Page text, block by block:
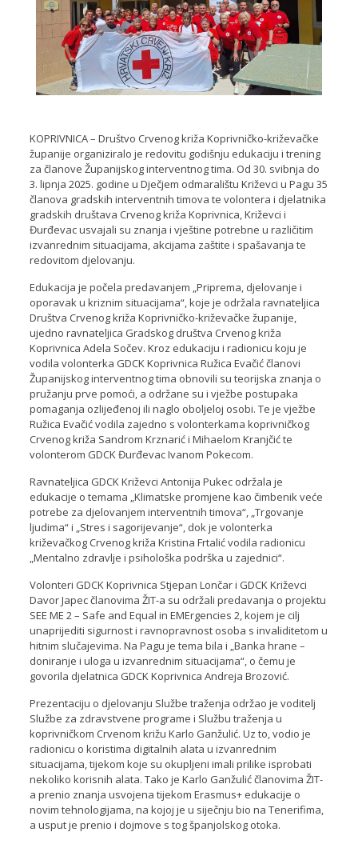
KOPRIVNICA – Društvo Crvenog križa Koprivničko-križevačke
županije organiziralo je redovitu godišnju edukaciju i trening
za članove Županijskog interventnog tima. Od 30. svibnja do
3. lipnja 2025. godine u Dječjem odmaralištu Križevci u Pagu 35
članova gradskih interventnih timova te volontera i djelatnika
gradskih društava Crvenog križa Koprivnica, Križevci i
Đurđevac usvajali su znanja i vještine potrebne u različitim
izvanrednim situacijama, akcijama zaštite i spašavanja te
redovitom djelovanju.
Edukacija je počela predavanjem „Priprema, djelovanje i
oporavak u kriznim situacijama“, koje je održala ravnateljica
Društva Crvenog križa Koprivničko-križevačke županije,
ujedno ravnateljica Gradskog društva Crvenog križa
Koprivnica Adela Sočev. Kroz edukaciju i radionicu koju je
vodila volonterka GDCK Koprivnica Ružica Evačić članovi
Županijskog interventnog tima obnovili su teorijska znanja o
pružanju prve pomoći, a održane su i vježbe postupaka
pomaganja ozlijeđenoj ili naglo oboljeloj osobi. Te je vježbe
Ružica Evačić vodila zajedno s volonterkama koprivničkog
Crvenog križa Sandrom Krznarić i Mihaelom Kranjčić te
volonterom GDCK Đurđevac Ivanom Pokecom.
Ravnateljica GDCK Križevci Antonija Pukec održala je
edukacije o temama „Klimatske promjene kao čimbenik veće
potrebe za djelovanjem interventnih timova“, „Trgovanje
ljudima“ i „Stres i sagorijevanje“, dok je volonterka
križevačkog Crvenog križa Kristina Frtalić vodila radionicu
„Mentalno zdravlje i psihološka podrška u zajednici“.
Volonteri GDCK Koprivnica Stjepan Lončar i GDCK Križevci
Davor Japec članovima ŽIT-a su održali predavanja o projektu
SEE ME 2 – Safe and Equal in EMErgencies 2, kojem je cilj
unaprijediti sigurnost i ravnopravnost osoba s invaliditetom u
hitnim slučajevima. Na Pagu je tema bila i „Banka hrane –
doniranje i uloga u izvanrednim situacijama“, o čemu je
govorila djelatnica GDCK Koprivnica Andreja Brozović.
Prezentaciju o djelovanju Službe traženja održao je voditelj
Službe za zdravstvene programe i Službu traženja u
koprivničkom Crvenom križu Karlo Ganžulić. Uz to, vodio je
radionicu o koristima digitalnih alata u izvanrednim
situacijama, tijekom koje su okupljeni imali prilike isprobati
nekoliko korisnih alata. Tako je Karlo Ganžulić članovima ŽIT-
a prenio znanja usvojena tijekom Erasmus+ edukacije o
novim tehnologijama, na kojoj je u siječnju bio na Tenerifima,
a usput je prenio i dojmove s tog španjolskog otoka.